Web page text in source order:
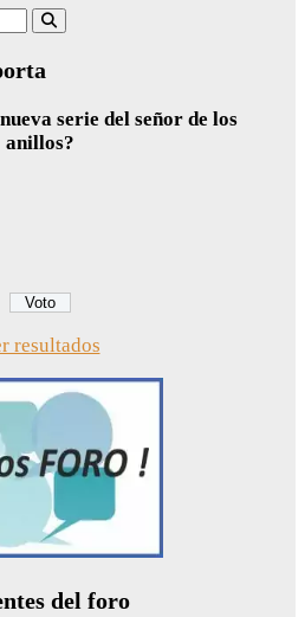
serie del señor de los
anillos?
resultados
del foro